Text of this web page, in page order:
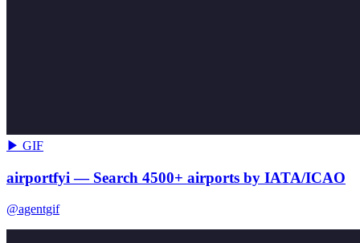
▶ GIF
airportfyi — Search 4500+ airports by IATA/ICAO
@agentgif